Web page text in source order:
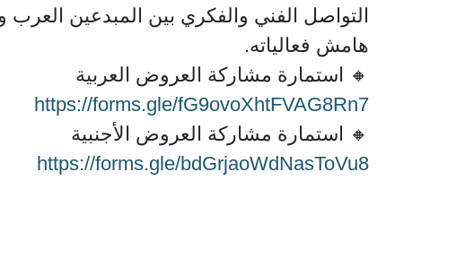
التواصل الفني والفكري بين المبدعين
هامش فعالياته.
🔸 استمارة مشاركة العروض العربية
https://forms.gle/fG9ovoXhtFVAG8Rn7
🔸 استمارة مشاركة العروض الأجنبية
https://forms.gle/bdGrjaoWdNasToVu8